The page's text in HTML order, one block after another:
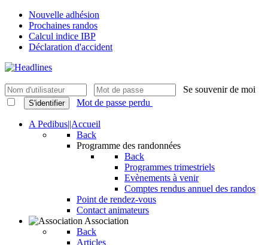
Nouvelle adhésion
Prochaines randos
Calcul indice IBP
Déclaration d'accident
Se souvenir de moi
S'identifier Mot de passe perdu
A Pedibus||Accueil
Back
Programme des randonnées
Back
Programmes trimestriels
Evènements à venir
Comptes rendus annuel des randos
Point de rendez-vous
Contact animateurs
Association
Back
Articles